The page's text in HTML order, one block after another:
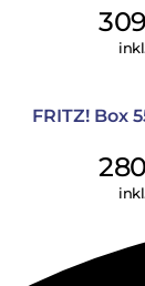
FRITZ! Box